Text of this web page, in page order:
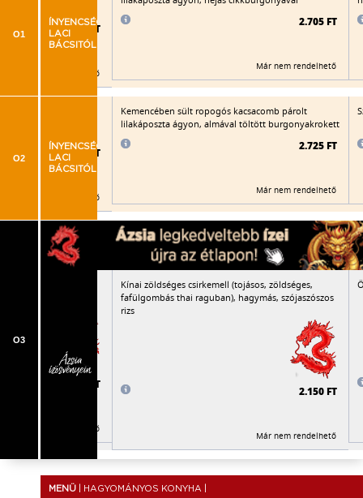
O1
ÍNYENCSÉGEK
LACI
BÁCSITÓL
2.230 FT
Már nem rendelhető
2.705 FT
Már nem rendelhető
O2
ÍNYENCSÉGEK
LACI
BÁCSITÓL
2.075 FT
Már nem rendelhető
Kemencében sült ropogós kacsacomb párolt
lilakáposzta ágyon, almával töltött burgonyakrokett
2.725 FT
Már nem rendelhető
O3
2.210 FT
Már nem rendelhető
Kínai zöldséges csirkemell (tojásos, zöldséges,
fafülgombás thai raguban), hagymás, szójaszószos
rizs
2.150 FT
Már nem rendelhető
MENÜ | HAGYOMÁNYOS KONYHA |